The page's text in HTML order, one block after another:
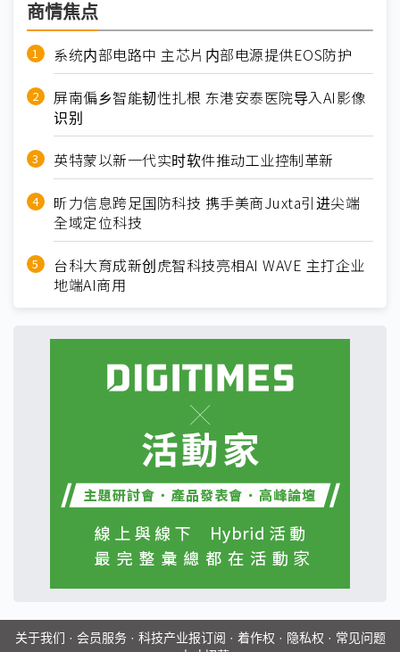
商情焦点
系统内部电路中 主芯片内部电源提供EOS防护
屏南偏乡智能韧性扎根 东港安泰医院导入AI影像
识别
英特蒙以新一代实时软件推动工业控制革新
昕力信息跨足国防科技 携手美商Juxta引进尖端
全域定位科技
台科大育成新创虎智科技亮相AI WAVE 主打企业
地端AI商用
关于我们 · 会员服务· 科技产业报订阅 · 着作权 · 隐私权 · 常见问题